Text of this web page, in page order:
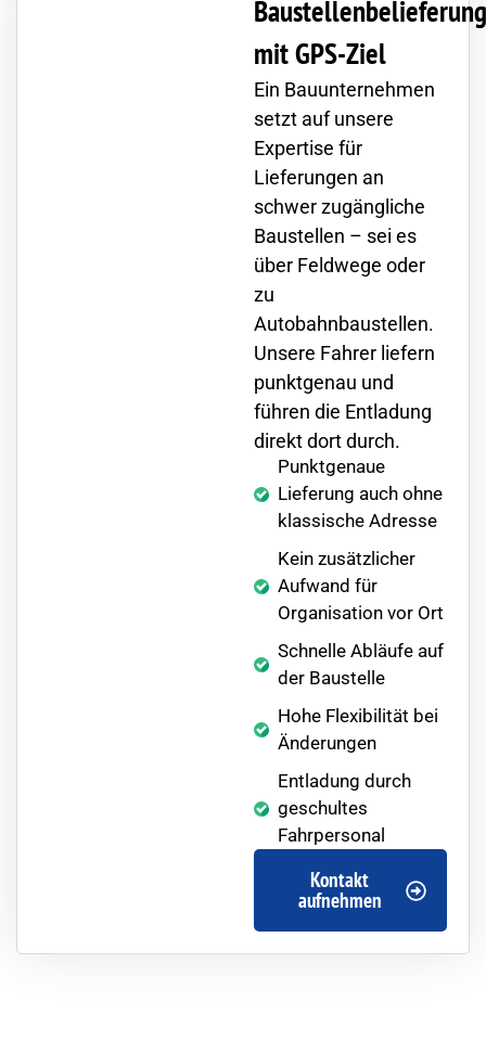
Baustellenbelieferung
mit GPS-Ziel
Ein Bauunternehmen
setzt auf unsere
Expertise für
Lieferungen an
schwer zugängliche
Baustellen – sei es
über Feldwege oder
zu
Autobahnbaustellen.
Unsere Fahrer liefern
punktgenau und
führen die Entladung
direkt dort durch.
Punktgenaue
Lieferung auch ohne
klassische Adresse
Kein zusätzlicher
Aufwand für
Organisation vor Ort
Schnelle Abläufe auf
der Baustelle
Hohe Flexibilität bei
Änderungen
Entladung durch
geschultes
Fahrpersonal
Kontakt
aufnehmen